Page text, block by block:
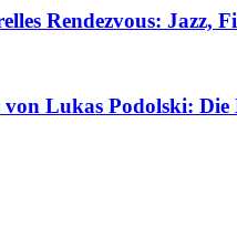
Rendezvous: Jazz,
Lukas Podolski: